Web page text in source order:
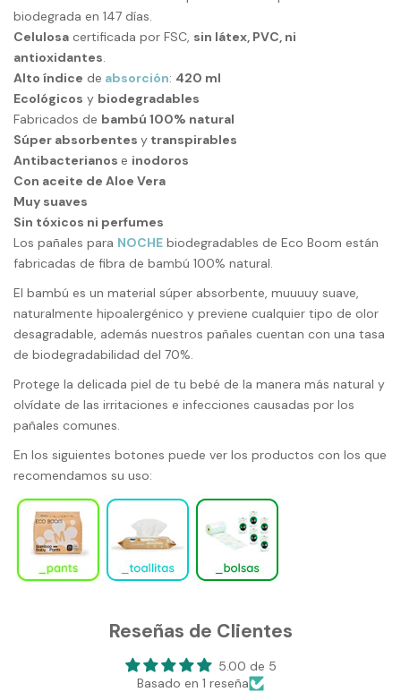
biodegrada en 147 días.
Celulosa certificada por FSC, sin látex, PVC, ni
antioxidantes
Alto índice de absorción: 420 ml
Ecológicos y biodegradables
Fabricados de bambú 100% natural
Súper absorbentes y transpirables
Antibacterianos e inodoros
Con aceite de Aloe Vera
Muy suaves
Sin tóxicos ni perfumes
Los pañales para NOCHE biodegradables de Eco Boom están
fabricadas de fibra de bambú 100% natural.
El bambú es un material súper absorbente, muuuuy suave,
naturalmente hipoalergénico y previene cualquier tipo de olor
desagradable, además nuestros pañales cuentan con una tasa
de biodegradabilidad del 70%.
Protege la delicada piel de tu bebé de la manera más natural y
olvídate de las irritaciones e infecciones causadas por los
pañales comunes.
En los siguientes botones puede ver los productos con los que
recomendamos su uso:
Reseñas de Clientes
5.00 de 5
Basado en 1 reseña